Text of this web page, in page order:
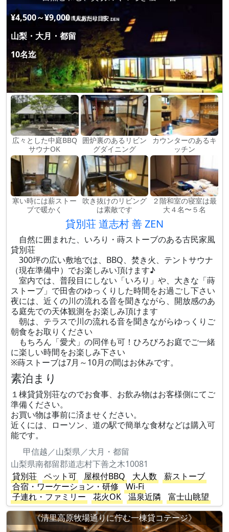
¥4,500～¥9,000 1人あたり目安
山梨・大月・都留
10名迄
広々とした中庭BBQ
サウナOK
囲炉裏のあるリビン
グダイニング
カウンターのあるキ
ッチン
寒い時には薪ストー
ブで暖かく
吹き抜けのリビング
は素敵です
２階和室の寝室は最
大４名〜５名
貸別荘 道志村 善 ZEN
自然に囲まれた、いろり・蒔ストーブのある古民家風
貸別荘
300坪の広い敷地では、BBQ、焚き火、テントサウナ
（現在準備中）でお楽しみい頂けます♪
室内では、普段目にしない「いろり」や、大きな「蒔
ストーブ」で田舎のゆっくりした時間をお過ごし下さい
夜には、近くの川の流れる音を聞きながら、開放感のあ
る庭先での天体観測をお楽しみ頂けます
朝は、テラスで川の流れる音を聞きながらゆっくりご
朝食をお取りください
もちろん「愛犬」の同伴も可！ひろびろお庭でご一緒
に楽しい時間をお楽しみ下さい
※蒔ストーブは7月～10月の間はお休みです。
素泊まり
１棟貸貸別荘なのでお食事、お飲み物はお客様側にてご
準備ください。
お買い物は事前に済ませください。
近くには、ローソン、道の駅で簡単な食材などは購入可
能です。
甲信越／山梨県／大月・都留
山梨県南都留郡道志村下善之木10081
貸別荘
ペット可 屋根付BBQ 大人数
薪ストーブ
合宿・ワーケーション・研修
Wi-Fi
子連れ・ファミリー
花火OK 温泉近隣
富士山眺望
《清里高原牧場通りに佇む一棟貸コテージ》